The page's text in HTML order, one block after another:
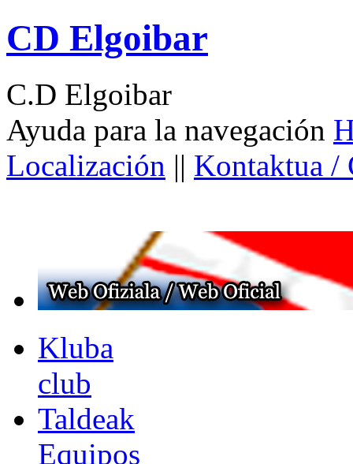
CD Elgoibar
C.D Elgoibar
Ayuda para la navegación
Localización || Kontaktua /
Kluba
club
Taldeak
Equipos